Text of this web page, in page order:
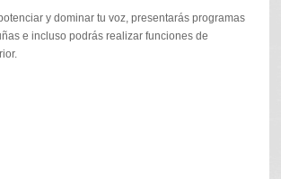
y dominar tu voz, presentarás programas
e incluso podrás realizar funciones de